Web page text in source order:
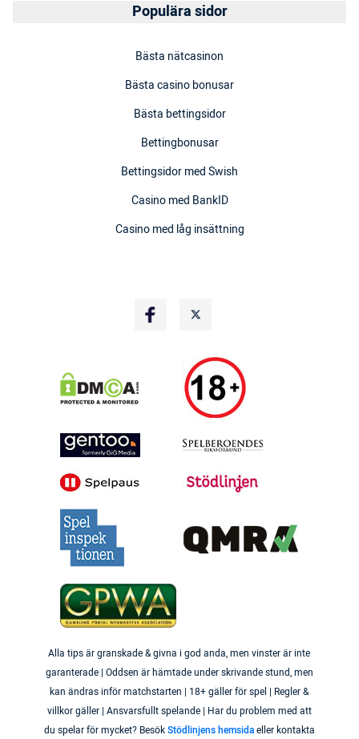
Populära sidor
Bästa nätcasinon
Bästa casino bonusar
Bästa bettingsidor
Bettingbonusar
Bettingsidor med Swish
Casino med BankID
Casino med låg insättning
Alla tips är granskade & givna i god anda, men vinster är inte
garanterade | Oddsen är hämtade under skrivande stund, men
kan ändras inför matchstarten | 18+ gäller för spel | Regler &
villkor gäller | Ansvarsfullt spelande | Har du problem med att
du spelar för mycket? BesökStödlinjens hemsidaeller kontakta